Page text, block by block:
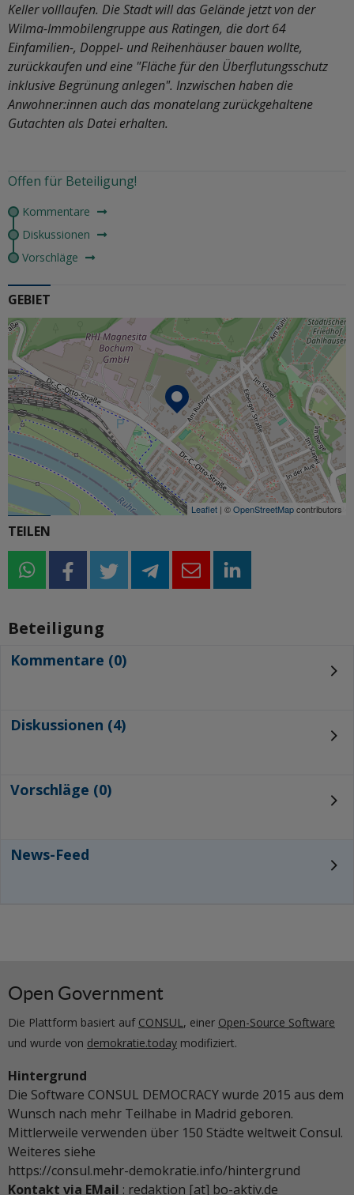
Keller volllaufen. Die Stadt will das Gelände jetzt von der
Wilma-Immobilengruppe aus Ratingen, die dort 64
Einfamilien-, Doppel- und Reihenhäuser bauen wollte,
zurückkaufen und eine "Fläche für den Überflutungsschutz
inklusive Begrünung anlegen". Inzwischen haben die
Anwohner:innen auch das monatelang zurückgehaltene
Gutachten als Datei erhalten.
Offen für Beteiligung!
Kommentare
Diskussionen
Vorschläge
GEBIET
Leaflet | ©OpenStreetMapcontributors
TEILEN
whatsapp
whatsappfacebooktwitter telegram email
Beteiligung
Kommentare (0)
Diskussionen (4)
Vorschläge (0)
News-Feed
Open Government
Die Plattform basiert auf CONSUL, einer Open-Source Software
und wurde von demokratie.today modifiziert.
Hintergrund
Die Software CONSUL DEMOCRACY wurde 2015 aus dem
Wunsch nach mehr Teilhabe in Madrid geboren.
Mittlerweile verwenden über 150 Städte weltweit Consul.
Weiteres siehe
https://consul.mehr-demokratie.info/hintergrund
Kontakt via EMail : redaktion [at] bo-aktiv.de